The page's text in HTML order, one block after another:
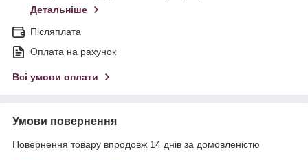
Детальніше
Післяплата
Оплата на рахунок
Всі умови оплати
Умови повернення
Повернення товару впродовж 14 днів за домовленістю